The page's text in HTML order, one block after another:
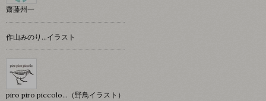
齋藤州一
作山みのり…イラスト
piro piro piccolo…（野鳥イラスト）